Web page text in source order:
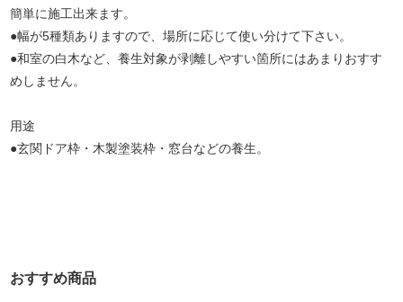
簡単に施工出来ます。
●幅が5種類ありますので、場所に応じて使い分けて下さい。
●和室の白木など、養生対象が剥離しやすい箇所にはあまりおすす
めしません。
用途
●玄関ドア枠・木製塗装枠・窓台などの養生。
おすすめ商品